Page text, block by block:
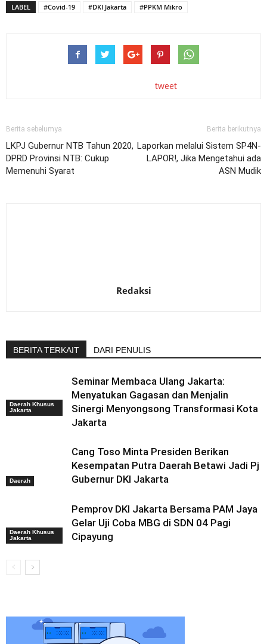
LABEL #Covid-19 #DKI Jakarta #PPKM Mikro
tweet
Berita sebelumya
LKPJ Gubernur NTB Tahun 2020,
DPRD Provinsi NTB: Cukup
Memenuhi Syarat
Berita berikutnya
Laporkan melalui Sistem SP4N-
LAPOR!, Jika Mengetahui ada
ASN Mudik
Redaksi
BERITA TERKAIT DARI PENULIS
Daerah Khusus
Jakarta
Seminar Membaca Ulang Jakarta:
Menyatukan Gagasan dan Menjalin
Sinergi Menyongsong Transformasi Kota
Jakarta
Daerah
Cang Toso Minta Presiden Berikan
Kesempatan Putra Daerah Betawi Jadi Pj
Gubernur DKI Jakarta
Daerah Khusus
Jakarta
Pemprov DKI Jakarta Bersama PAM Jaya
Gelar Uji Coba MBG di SDN 04 Pagi
Cipayung